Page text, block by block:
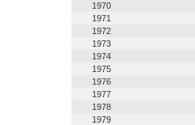
1970
1971
1972
1973
1974
1975
1976
1977
1978
1979